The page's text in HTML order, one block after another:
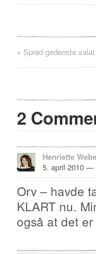
« Sprød gedeoste salat
2
Henriette
5. april 2010 —
Orv – havde
KLART nu.
også at det